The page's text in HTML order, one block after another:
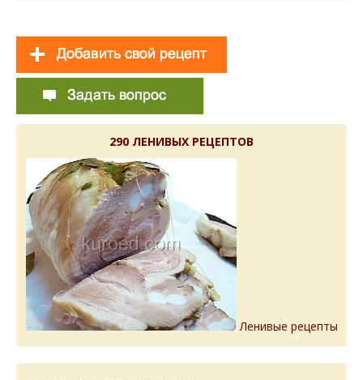
290 ЛЕНИВЫХ РЕЦЕПТОВ
Ленивые рецепты